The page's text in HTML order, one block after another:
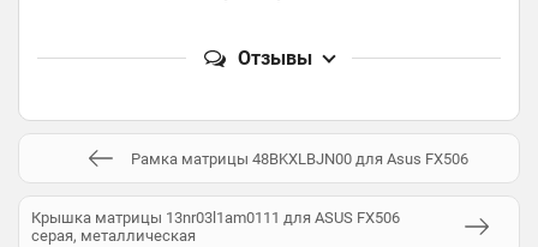
Отзывы
Рамка матрицы 48BKXLBJN00 для Asus FX506
Крышка матрицы 13nr03l1am0111 для ASUS FX506
серая, металлическая